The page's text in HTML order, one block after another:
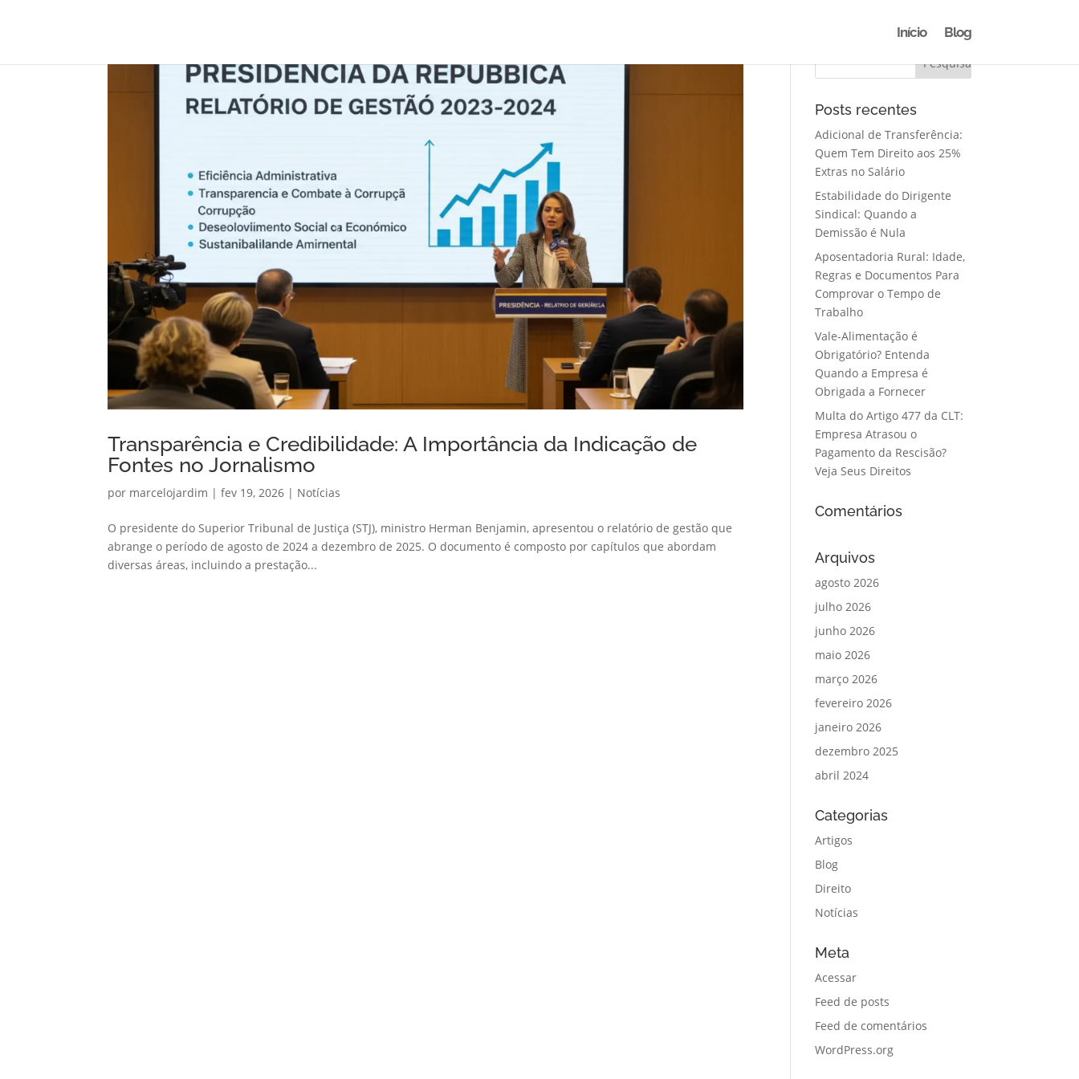
Início Blog
Transparência e Credibilidade: A Importância da Indicação de
Fontes no Jornalismo
por marcelojardim |fev 19, 2026 | Notícias
O presidente do Superior Tribunal de Justiça (STJ), ministro Herman Benjamin, apresentou o relatório de gestão que
abrange o período de agosto de 2024 a dezembro de 2025. O documento é composto por capítulos que abordam
diversas áreas, incluindo a prestação...
Posts recentes
Adicional de Transferência:
Quem Tem Direito aos 25%
Extras no Salário
Estabilidade do Dirigente
Sindical: Quando a
Demissão é Nula
Aposentadoria Rural: Idade,
Regras e Documentos Para
Comprovar o Tempo de
Trabalho
Vale-Alimentação é
Obrigatório? Entenda
Quando a Empresa é
Obrigada a Fornecer
Multa do Artigo 477 da CLT:
Empresa Atrasou o
Pagamento da Rescisão?
Veja Seus Direitos
Comentários
Arquivos
agosto 2026
julho 2026
junho 2026
maio 2026
março 2026
fevereiro 2026
janeiro 2026
dezembro 2025
abril 2024
Categorias
Artigos
Blog
Direito
Notícias
Meta
Acessar
Feed de posts
Feed de comentários
WordPress.org